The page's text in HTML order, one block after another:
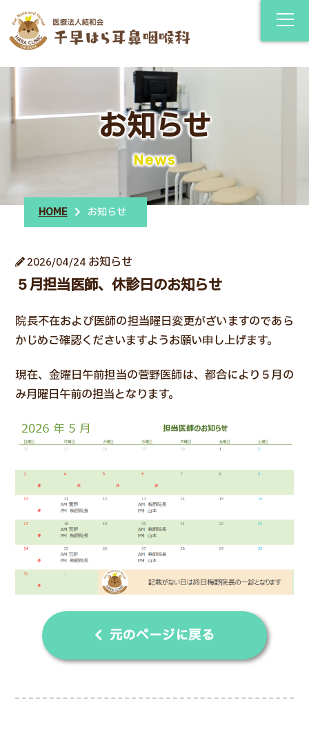
お知らせ
News
HOME お知らせ
2026/04/24 お知らせ
５月担当医師、休診日のお知らせ
院長不在および医師の担当曜日変更がざいますのであら
かじめご確認くださいますようお願い申し上げます。
現在、金曜日午前担当の菅野医師は、都合により５月の
み月曜日午前の担当となります。
元のページに戻る